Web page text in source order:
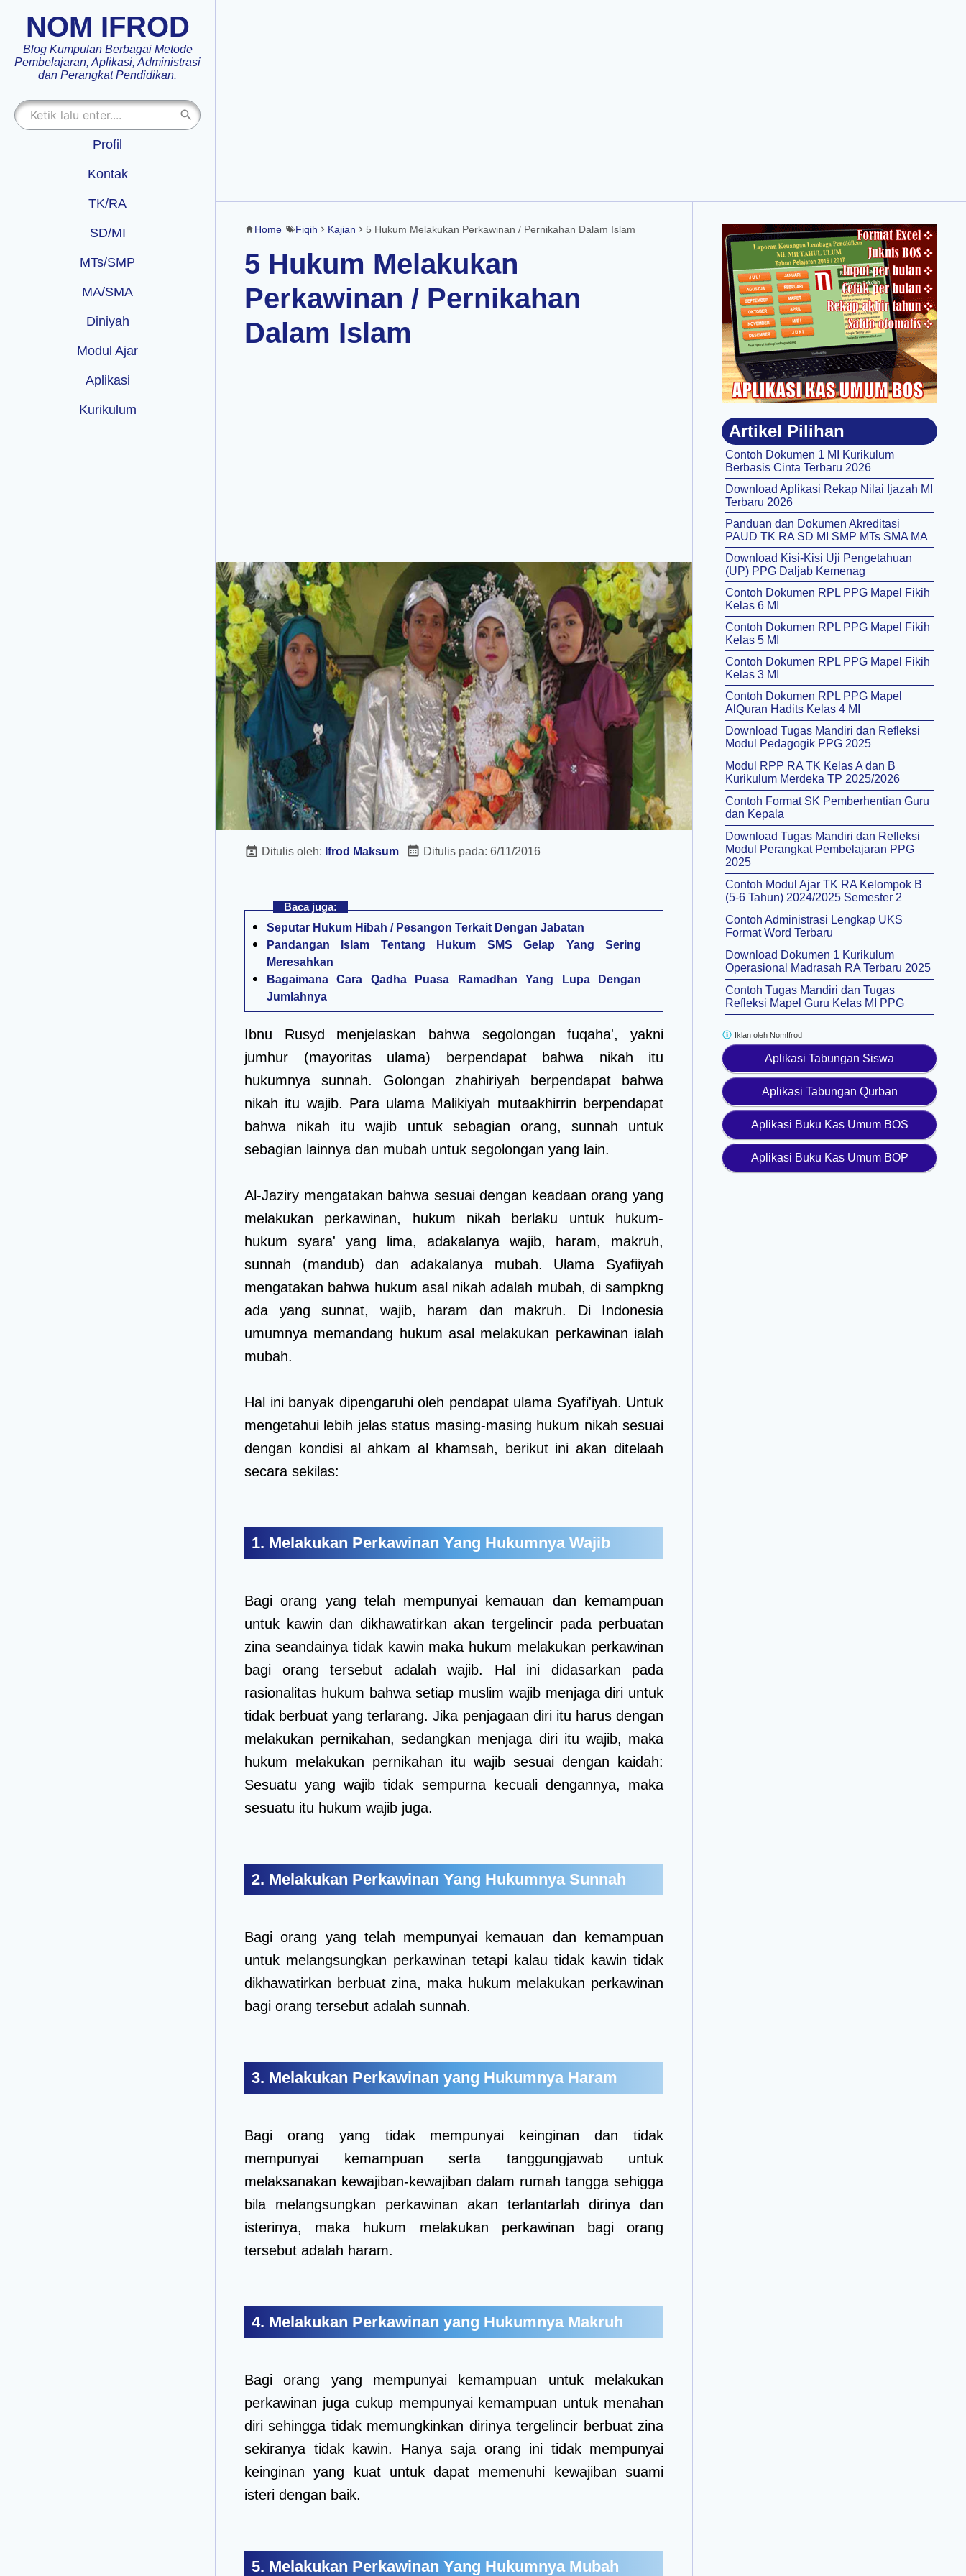
NOM IFROD
Blog Kumpulan Berbagai Metode
Pembelajaran, Aplikasi, Administrasi
dan Perangkat Pendidikan.
Profil
Kontak
TK/RA
SD/MI
MTs/SMP
MA/SMA
Diniyah
Modul Ajar
Aplikasi
Kurikulum
Home Fiqih Kajian 5 Hukum Melakukan Perkawinan / Pernikahan Dalam Islam
5 Hukum Melakukan
Perkawinan / Pernikahan
Dalam Islam
Ditulis oleh: Ifrod Maksum Ditulis pada: 6/11/2016
Baca juga:
Seputar Hukum Hibah / Pesangon Terkait Dengan Jabatan
Pandangan Islam Tentang Hukum SMS Gelap Yang Sering
Meresahkan
Bagaimana Cara Qadha Puasa Ramadhan Yang Lupa Dengan
Jumlahnya
Ibnu Rusyd menjelaskan bahwa segolongan fuqaha', yakni
jumhur (mayoritas ulama) berpendapat bahwa nikah itu
hukumnya sunnah. Golongan zhahiriyah berpendapat bahwa
nikah itu wajib. Para ulama Malikiyah mutaakhirrin berpendapat
bahwa nikah itu wajib untuk sebagian orang, sunnah untuk
sebagian lainnya dan mubah untuk segolongan yang lain.
Al-Jaziry mengatakan bahwa sesuai dengan keadaan orang yang
melakukan perkawinan, hukum nikah berlaku untuk hukum-
hukum syara' yang lima, adakalanya wajib, haram, makruh,
sunnah (mandub) dan adakalanya mubah. Ulama Syafiiyah
mengatakan bahwa hukum asal nikah adalah mubah, di sampkng
ada yang sunnat, wajib, haram dan makruh. Di Indonesia
umumnya memandang hukum asal melakukan perkawinan ialah
mubah.
Hal ini banyak dipengaruhi oleh pendapat ulama Syafi'iyah. Untuk
mengetahui lebih jelas status masing-masing hukum nikah sesuai
dengan kondisi al ahkam al khamsah, berikut ini akan ditelaah
secara sekilas:
1. Melakukan Perkawinan Yang Hukumnya Wajib
Bagi orang yang telah mempunyai kemauan dan kemampuan
untuk kawin dan dikhawatirkan akan tergelincir pada perbuatan
zina seandainya tidak kawin maka hukum melakukan perkawinan
bagi orang tersebut adalah wajib. Hal ini didasarkan pada
rasionalitas hukum bahwa setiap muslim wajib menjaga diri untuk
tidak berbuat yang terlarang. Jika penjagaan diri itu harus dengan
melakukan pernikahan, sedangkan menjaga diri itu wajib, maka
hukum melakukan pernikahan itu wajib sesuai dengan kaidah:
Sesuatu yang wajib tidak sempurna kecuali dengannya, maka
sesuatu itu hukum wajib juga.
2. Melakukan Perkawinan Yang Hukumnya Sunnah
Bagi orang yang telah mempunyai kemauan dan kemampuan
untuk melangsungkan perkawinan tetapi kalau tidak kawin tidak
dikhawatirkan berbuat zina, maka hukum melakukan perkawinan
bagi orang tersebut adalah sunnah.
3. Melakukan Perkawinan yang Hukumnya Haram
Bagi orang yang tidak mempunyai keinginan dan tidak
mempunyai kemampuan serta tanggungjawab untuk
melaksanakan kewajiban-kewajiban dalam rumah tangga sehigga
bila melangsungkan perkawinan akan terlantarlah dirinya dan
isterinya, maka hukum melakukan perkawinan bagi orang
tersebut adalah haram.
4. Melakukan Perkawinan yang Hukumnya Makruh
Bagi orang yang mempunyai kemampuan untuk melakukan
perkawinan juga cukup mempunyai kemampuan untuk menahan
diri sehingga tidak memungkinkan dirinya tergelincir berbuat zina
sekiranya tidak kawin. Hanya saja orang ini tidak mempunyai
keinginan yang kuat untuk dapat memenuhi kewajiban suami
isteri dengan baik.
5. Melakukan Perkawinan Yang Hukumnya Mubah
Artikel Pilihan
Contoh Dokumen 1 MI Kurikulum
Berbasis Cinta Terbaru 2026
Download Aplikasi Rekap Nilai Ijazah MI
Terbaru 2026
Panduan dan Dokumen Akreditasi
PAUD TK RA SD MI SMP MTs SMA MA
Download Kisi-Kisi Uji Pengetahuan
(UP) PPG Daljab Kemenag
Contoh Dokumen RPL PPG Mapel Fikih
Kelas 6 MI
Contoh Dokumen RPL PPG Mapel Fikih
Kelas 5 MI
Contoh Dokumen RPL PPG Mapel Fikih
Kelas 3 MI
Contoh Dokumen RPL PPG Mapel
AlQuran Hadits Kelas 4 MI
Download Tugas Mandiri dan Refleksi
Modul Pedagogik PPG 2025
Modul RPP RA TK Kelas A dan B
Kurikulum Merdeka TP 2025/2026
Contoh Format SK Pemberhentian Guru
dan Kepala
Download Tugas Mandiri dan Refleksi
Modul Perangkat Pembelajaran PPG
2025
Contoh Modul Ajar TK RA Kelompok B
(5-6 Tahun) 2024/2025 Semester 2
Contoh Administrasi Lengkap UKS
Format Word Terbaru
Download Dokumen 1 Kurikulum
Operasional Madrasah RA Terbaru 2025
Contoh Tugas Mandiri dan Tugas
Refleksi Mapel Guru Kelas MI PPG
Aplikasi Tabungan Siswa
Aplikasi Tabungan Qurban
Aplikasi Buku Kas Umum BOS
Aplikasi Buku Kas Umum BOP
Iklan oleh NomIfrod